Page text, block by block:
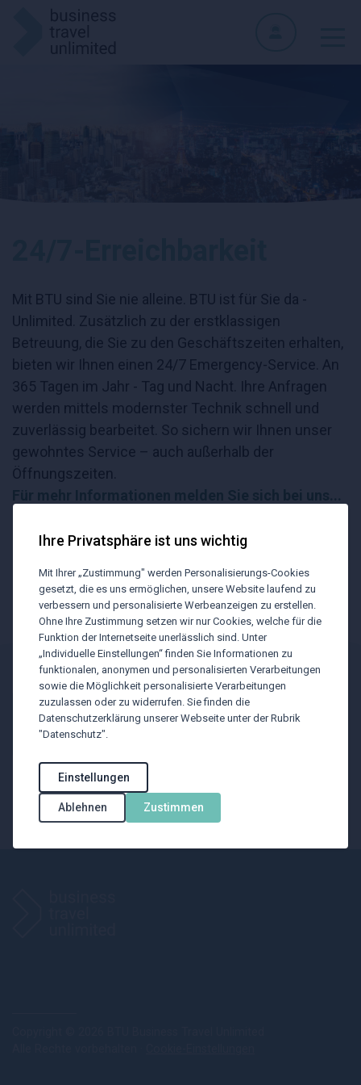
Mit BTU sind Sie nie alleine. BTU ist für Sie da -
Unlimited. Zusätzlich zu der erstklassigen
Betreuung, die Sie zu den Geschäftszeiten erhalten,
bieten wir Ihnen einen 24/7 Emergency-Service. An
365 Tagen im Jahr - Tag und Nacht. Ihre Anfragen
werden mittels modernster Technik schnell und
zuverlässig bearbeitet. So sichern wir Ihnen unser
gewohntes Service – auch außerhalb der
Öffnungszeiten.
Kundenservice Online-Tool
BTU Newsletter
Mit unserem Newsletter wollen wir Sie
Branchenthemen informieren
Jetzt anmelden
Ihre Privatsphäre ist uns wichtig
Mit Ihrer „Zustimmung" werden Personalisierungs-Cookies
gesetzt, die es uns ermöglichen, unsere Website laufend zu
verbessern und personalisierte Werbeanzeigen zu erstellen.
Ohne Ihre Zustimmung setzen wir nur Cookies, welche für die
Funktion der Internetseite unerlässlich sind. Unter
„Individuelle Einstellungen“ finden Sie Informationen zu
funktionalen, anonymen und personalisierten Verarbeitungen
sowie die Möglichkeit personalisierte Verarbeitungen
zuzulassen oder zu widerrufen. Sie finden die
Datenschutzerklärung unserer Webseite unter der Rubrik
"Datenschutz".
Einstellungen
Ablehnen Zustimmen